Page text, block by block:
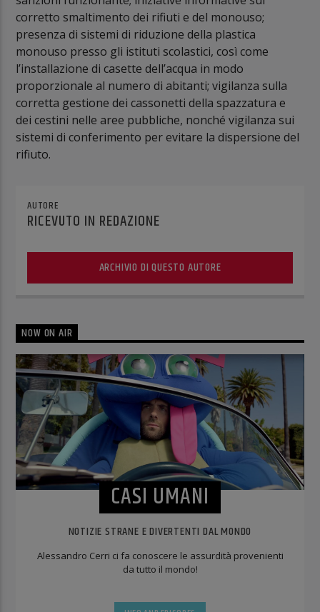
corretto smaltimento dei rifiuti e del monouso;
presenza di sistemi di riduzione della plastica
monouso presso gli istituti scolastici, così come
l’installazione di casette dell’acqua in modo
proporzionale al numero di abitanti; vigilanza sulla
corretta gestione dei cassonetti della spazzatura e
dei cestini nelle aree pubbliche, nonché vigilanza sui
sistemi di conferimento per evitare la dispersione del
rifiuto.
AUTORE
RICEVUTO IN REDAZIONE
ARCHIVIO DI QUESTO AUTORE
NOW ON AIR
CASI UMANI
NOTIZIE STRANE E DIVERTENTI DAL MONDO
Alessandro Cerri ci fa conoscere le assurdità provenienti
da tutto il mondo!